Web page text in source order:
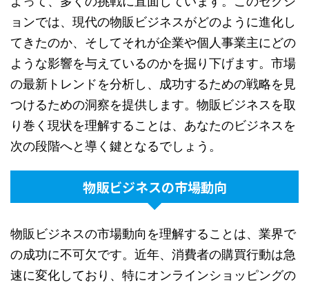
ョンでは、現代の物販ビジネスがどのように進化し
てきたのか、そしてそれが企業や個人事業主にどの
ような影響を与えているのかを掘り下げます。市場
の最新トレンドを分析し、成功するための戦略を見
つけるための洞察を提供します。物販ビジネスを取
り巻く現状を理解することは、あなたのビジネスを
次の段階へと導く鍵となるでしょう。
物販ビジネスの市場動向
物販ビジネスの市場動向を理解することは、業界で
の成功に不可欠です。近年、消費者の購買行動は急
速に変化しており、特にオンラインショッピングの